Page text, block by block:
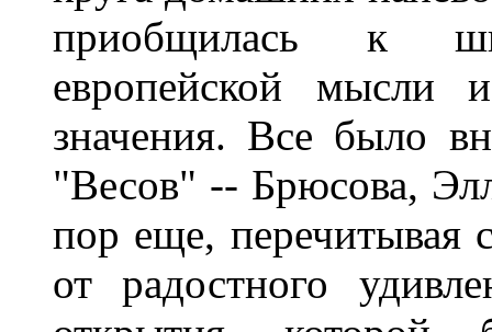
приобщилась к
европейской мысли
значения. Все было
"Весов" -- Брюсова,
пор еще, перечитывая
от радостного